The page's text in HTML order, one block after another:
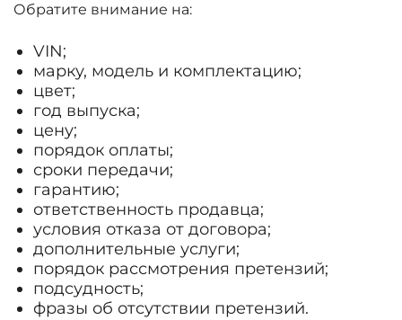
Обратите внимание на:
VIN;
марку, модель и комплектацию;
цвет;
год выпуска;
цену;
порядок оплаты;
сроки передачи;
гарантию;
ответственность продавца;
условия отказа от договора;
дополнительные услуги;
порядок рассмотрения претензий;
подсудность;
фразы об отсутствии претензий.